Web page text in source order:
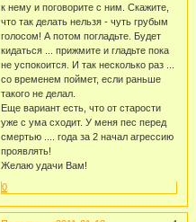
к нему и поговорите с ним. Скажите,
что так делать нельзя - чуть грубым
голосом! А потом погладьте. Будет
кидаться ... прижмите и гладьте пока
не успокоится. И так несколько раз ...
со временем поймет, если раньше
такого не делал.
Еще вариант есть, что от старости
уже с ума сходит. У меня пес перед
смертью .... года за 2 начал агрессию
проявлять!
Желаю удачи Вам!
0